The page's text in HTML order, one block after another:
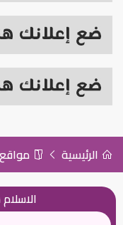
الرئيسية